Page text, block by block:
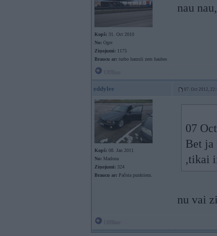
Kopš: 31. Oct 2010
No: Ogre
Ziņojumi: 1175
Braucu ar: turbo bamsli zem haubes
nau
eddylee 07. Oct 2012,
Kopš: 08. Jan 2011
No: Madona
Ziņojumi: 324
Braucu ar: Pačota punktiem.
07
Bet ja
,tikai
nu vai